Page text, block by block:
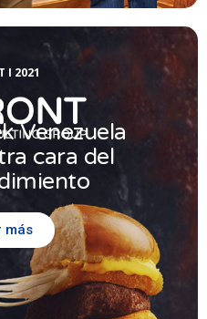
I 2021
Venezuela
cara del
más